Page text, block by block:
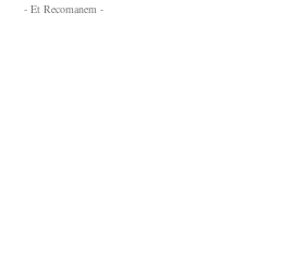
- Et Recomanem -